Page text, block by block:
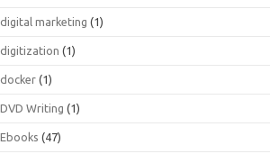
digital marketing (1)
digitization (1)
docker (1)
DVD Writing (1)
Ebooks (47)